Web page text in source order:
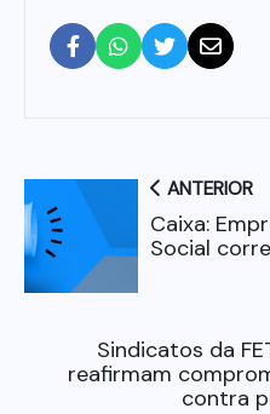
ANTERIOR
Caixa:
Social
Sindicatos da
reafirmam
contra